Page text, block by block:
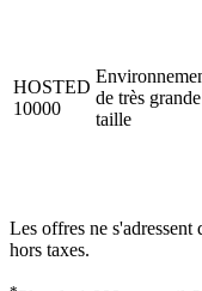
HOSTED
10000
de très grande
taille
Les offres ne s'adressent
hors taxes.